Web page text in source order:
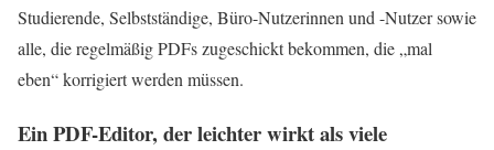
Studierende, Selbstständige, Büro-Nutzerinnen und -Nutzer sowie
alle, die regelmäßig PDFs zugeschickt bekommen, die „mal
eben“ korrigiert werden müssen.
Ein PDF-Editor, der leichter wirkt als viele